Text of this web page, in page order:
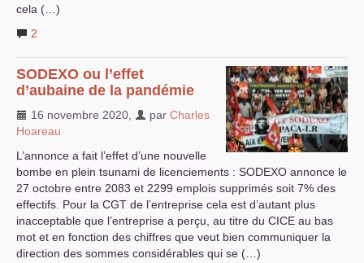
cela (…)
2
SODEXO ou l’effet
d’aubaine de la pandémie
16 novembre 2020 par Charles
Hoareau
L’annonce a fait l’effet d’une nouvelle
bombe en plein tsunami de licenciements : SODEXO annonce le
27 octobre entre 2083 et 2299 emplois supprimés soit 7% des
effectifs. Pour la CGT de l’entreprise cela est d’autant plus
inacceptable que l’entreprise a perçu, au titre du CICE au bas
mot et en fonction des chiffres que veut bien communiquer la
direction des sommes considérables qui se (…)